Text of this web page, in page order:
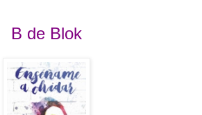
B de Blok